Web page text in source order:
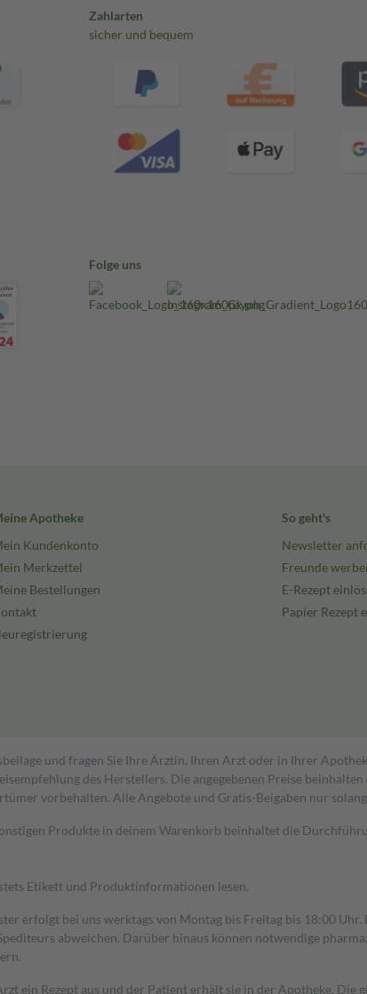
Zahlarten
sicher und bequem
Folge uns
Apotheke
Kundenkonto
Merkzettel
Bestellungen
So geht's
Newsletter
Freunde
E-Rezept
Papier Rezept
und fragen Sie Ihre Ärztin, Ihren Arzt oder in Ihrer
des Herstellers. Die angegebenen Preise
vorbehalten. Alle Angebote und Gratis-Beigaben nur
Produkte in deinem Warenkorb beinhaltet die
Etikett und Produktinformationen lesen.
erfolgt bei uns werktags von Montag bis Freitag bis 18:00
abweichen. Darüber hinaus können notwendige
ein Rezept aus und der Patient erhält sie in der Apotheke.